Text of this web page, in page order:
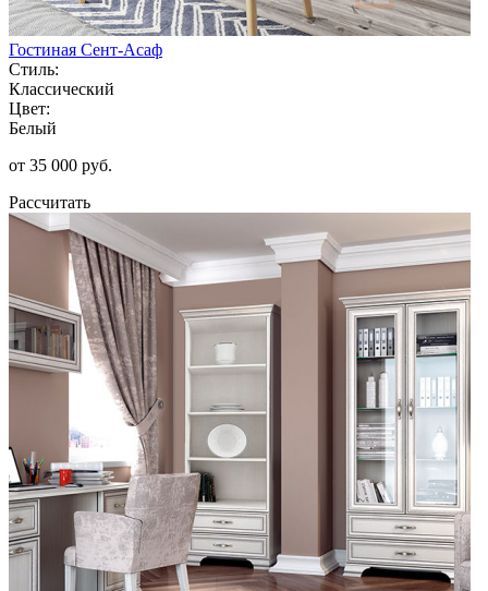
Гостиная Сент-Асаф
Стиль:
Классический
Цвет:
Белый
от 35 000 руб.
Рассчитать